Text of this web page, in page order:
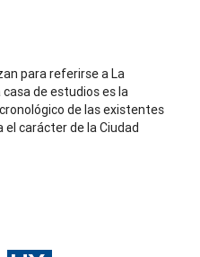
para referirse a La
de estudios es la
de las existentes
el carácter de la Ciudad